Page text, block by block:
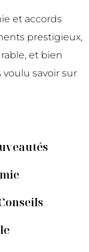
et accords
prestigieux,
et bien
savoir sur